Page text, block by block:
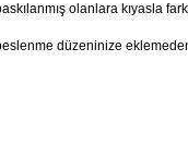
olanlara kıyasla
düzeninize